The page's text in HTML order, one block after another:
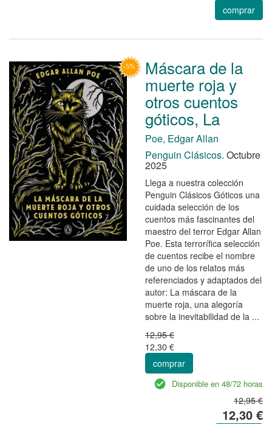
comprar
Máscara de la
muerte roja y
otros cuentos
góticos, La
Poe, Edgar Allan
Penguin Clásicos. Octubre
2025
Llega a nuestra colección
Penguin Clásicos Góticos una
cuidada selección de los
cuentos más fascinantes del
maestro del terror Edgar Allan
Poe. Esta terrorífica selección
de cuentos recibe el nombre
de uno de los relatos más
referenciados y adaptados del
autor: La máscara de la
muerte roja, una alegoría
sobre la inevitabilidad de la ...
12,95 €
12,30 €
comprar
Disponible en 48/72 horas
12,95 €
12,30 €